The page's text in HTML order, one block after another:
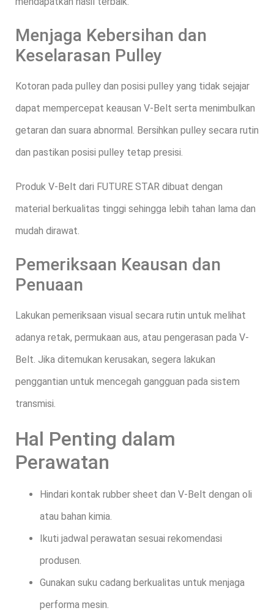
Menjaga Kebersihan dan
Keselarasan Pulley
Kotoran pada pulley dan posisi pulley yang tidak sejajar
dapat mempercepat keausan V-Belt serta menimbulkan
getaran dan suara abnormal. Bersihkan pulley secara rutin
dan pastikan posisi pulley tetap presisi.
Produk V-Belt dari FUTURE STAR dibuat dengan
material berkualitas tinggi sehingga lebih tahan lama dan
mudah dirawat.
Pemeriksaan Keausan dan
Penuaan
Lakukan pemeriksaan visual secara rutin untuk melihat
adanya retak, permukaan aus, atau pengerasan pada V-
Belt. Jika ditemukan kerusakan, segera lakukan
penggantian untuk mencegah gangguan pada sistem
transmisi.
Hal Penting dalam
Perawatan
Hindari kontak rubber sheet dan V-Belt dengan oli
atau bahan kimia.
Ikuti jadwal perawatan sesuai rekomendasi
produsen.
Gunakan suku cadang berkualitas untuk menjaga
performa mesin.